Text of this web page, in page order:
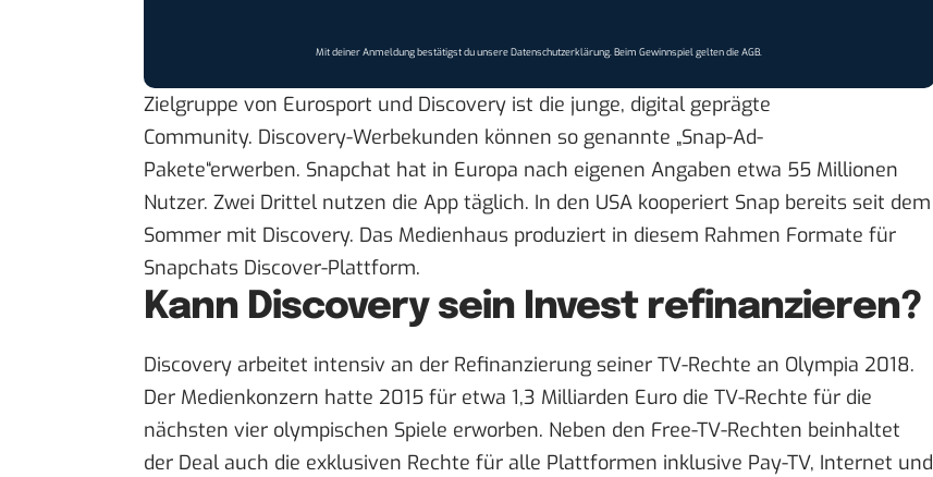
Mit deiner Anmeldung bestätigst du unsereDatenschutzerklärung. Beim Gewinnspiel gelten dieAGB.
Zielgruppe von Eurosport und Discovery ist die junge, digital geprägte
Community. Discovery-Werbekunden können so genannte „Snap-Ad-
Pakete“erwerben. Snapchat hat in Europa nach eigenen Angaben etwa 55 Millionen
Nutzer. Zwei Drittel nutzen die App täglich. In den USA kooperiert Snap bereits seit dem
Sommer mit Discovery. Das Medienhaus produziert in diesem Rahmen Formate für
Snapchats Discover-Plattform.
Kann Discovery sein Invest refinanzieren?
Discovery arbeitet intensiv an der Refinanzierung seiner TV-Rechte an Olympia 2018.
Der Medienkonzern hatte 2015 für etwa 1,3 Milliarden Euro die TV-Rechte für die
nächsten vier olympischen Spiele erworben. Neben den Free-TV-Rechten beinhaltet
der Deal auch die exklusiven Rechte für alle Plattformen inklusive Pay-TV, Internet und